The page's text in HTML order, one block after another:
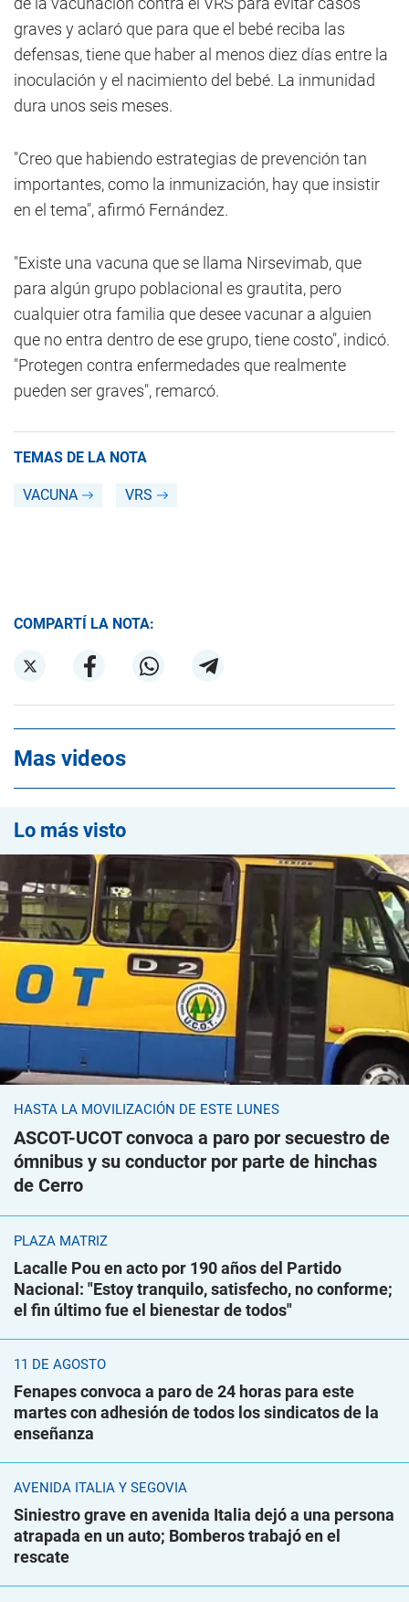
graves y aclaró que para que el bebé reciba las
defensas, tiene que haber al menos diez días entre la
inoculación y el nacimiento del bebé. La inmunidad
dura unos seis meses.
"Creo que habiendo estrategias de prevención tan
importantes, como la inmunización, hay que insistir
en el tema", afirmó Fernández.
"Existe una vacuna que se llama Nirsevimab, que
para algún grupo poblacional es grautita, pero
cualquier otra familia que desee vacunar a alguien
que no entra dentro de ese grupo, tiene costo", indicó.
"Protegen contra enfermedades que realmente
pueden ser graves", remarcó.
TEMAS DE LA NOTA
VACUNA VRS
COMPARTÍ LA NOTA:
Mas videos
Lo más visto
HASTA LA MOVILIZACIÓN DE ESTE LUNES
ASCOT-UCOT convoca a paro por secuestro de
ómnibus y su conductor por parte de hinchas
de Cerro
PLAZA MATRIZ
Lacalle Pou en acto por 190 años del Partido
Nacional: "Estoy tranquilo, satisfecho, no conforme;
el fin último fue el bienestar de todos"
11 DE AGOSTO
Fenapes convoca a paro de 24 horas para este
martes con adhesión de todos los sindicatos de la
enseñanza
AVENIDA ITALIA Y SEGOVIA
Siniestro grave en avenida Italia dejó a una persona
atrapada en un auto; Bomberos trabajó en el
rescate